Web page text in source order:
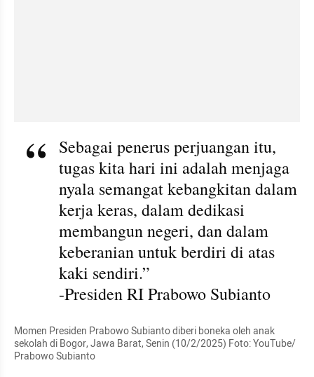
Sebagai penerus perjuangan itu,
tugas kita hari ini adalah menjaga
nyala semangat kebangkitan dalam
kerja keras, dalam dedikasi
membangun negeri, dan dalam
keberanian untuk berdiri di atas
kaki sendiri.”
-Presiden RI Prabowo Subianto
Momen Presiden Prabowo Subianto diberi boneka oleh anak
sekolah di Bogor, Jawa Barat, Senin (10/2/2025) Foto: YouTube/
Prabowo Subianto